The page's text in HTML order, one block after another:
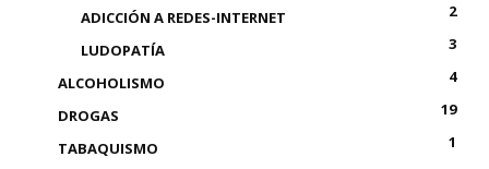
ADICCIÓN A REDES-INTERNET
2
LUDOPATÍA
3
ALCOHOLISMO
4
DROGAS
19
TABAQUISMO
1